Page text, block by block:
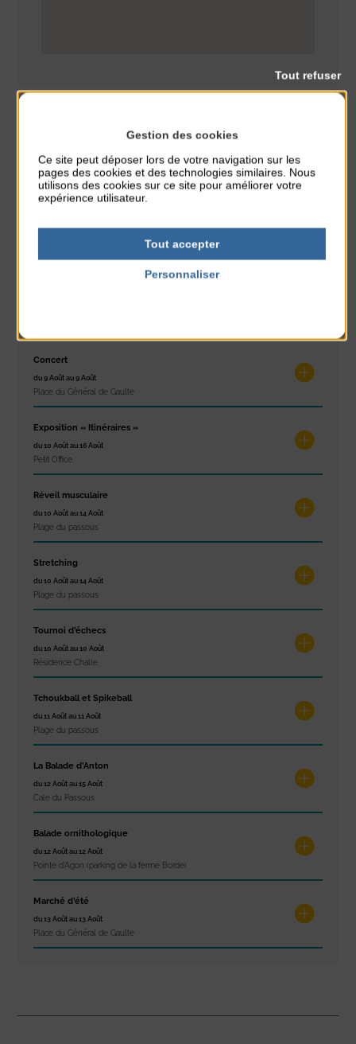
CLASSÉ DANS : Sport
PARTAGER CETTE INFO :
À noter aussi
Concert
du 9 Août au 9 Août
Place du Général de Gaulle
Exposition « Itinéraires »
du 10 Août au 16 Août
Petit Office
Réveil musculaire
du 10 Août au 14 Août
Plage du passous
Stretching
du 10 Août au 14 Août
Plage du passous
Tournoi d’échecs
du 10 Août au 10 Août
Résidence Challe
Tchoukball et Spikeball
du 11 Août au 11 Août
Plage du passous
La Balade d’Anton
du 12 Août au 15 Août
Cale du Passous
Balade ornithologique
du 12 Août au 12 Août
Pointe d'Agon (parking de la ferme Borde)
Marché d’été
du 13 Août au 13 Août
Place du Général de Gaulle
Gestion des cookies
Ce site peut déposer lors de votre navigation sur les
pages des cookies et des technologies similaires. Nous
utilisons des cookies sur ce site pour améliorer votre
expérience utilisateur.
Tout accepter
Tout refuser
Personnaliser